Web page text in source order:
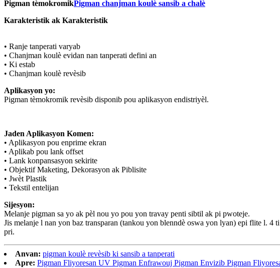
Pigman tèmokromikPigman chanjman koulè sansib a chalè
Karakteristik ak Karakteristik
• Ranje tanperati varyab
• Chanjman koulè evidan nan tanperati defini an
• Ki estab
• Chanjman koulè revèsib
Aplikasyon yo:
Pigman tèmokromik revèsib disponib pou aplikasyon endistriyèl.
Jaden Aplikasyon Komen:
• Aplikasyon pou enprime ekran
• Aplikab pou lank offset
• Lank konpansasyon sekirite
• Objektif Maketing, Dekorasyon ak Piblisite
• Jwèt Plastik
• Tekstil entelijan
Sijesyon:
Melanje pigman sa yo ak pèl nou yo pou yon travay penti sibtil ak pi pwoteje.
Jis melanje l nan yon baz transparan (tankou yon blenndè oswa yon lyan) epi flite l.
pri.
Anvan: pigman koulè revèsib ki sansib a tanperati
Apre: Pigman Fliyoresan UV Pigman Enfrawouj Pigman Envizib Pigman